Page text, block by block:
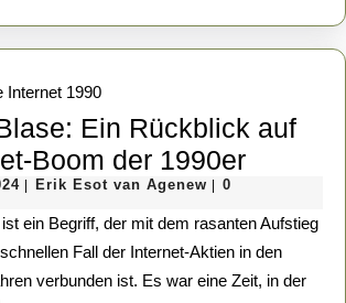
Ein Rückblick auf
Boom der 1990erDie
Blase:
Ein
6.
2024
Erik Esot van Agenew Erik
van
Agenew
0
Fall der Internet-Aktien in den
verbunden ist. Es war eine Zeit, in der